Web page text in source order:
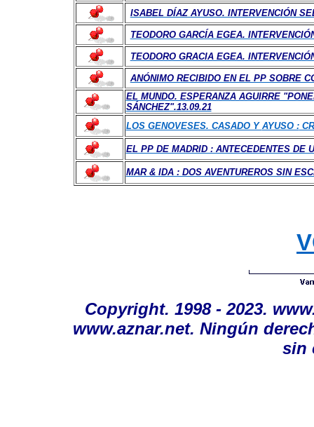
ISABEL DÍAZ AYUSO. INTERVENCIÓN
TEODORO GARCÍA EGEA.
TEODORO GRACIA EGEA.
ANÓNIMO RECIBIDO EN EL PP SOBRE
EL MUNDO. ESPERANZA AGUIRRE
SÁNCHEZ".13.09.21
LOS GENOVESES. CASADO Y AYUSO :
EL PP DE MADRID : ANTECEDENTES DE
MAR & IDA : DOS AVENTUREROS SIN
Copyright. 1998 - 2023.
www.aznar.net. Ningún
sin